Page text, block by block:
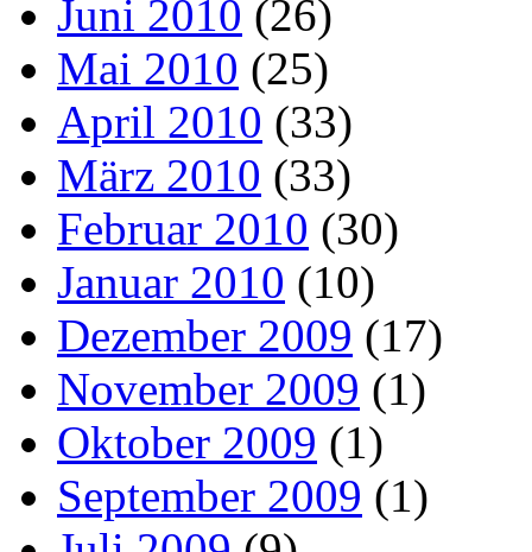
Juni 2010 (26)
Mai 2010 (25)
April 2010 (33)
März 2010 (33)
Februar 2010 (30)
Januar 2010 (10)
Dezember 2009 (17)
November 2009 (1)
Oktober 2009 (1)
September 2009 (1)